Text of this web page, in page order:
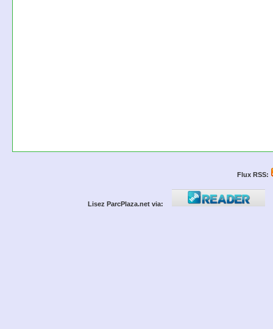
Flux RSS:
Lisez ParcPlaza.net via: